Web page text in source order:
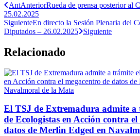
AntAnteriorRueda de prensa posterior al
25.02.2025
SiguienteEn directo la Sesión Plenaria del
Diputados – 26.02.2025
Siguiente
Relacionado
El TSJ de Extremadura admite a
de Ecologistas en Acción contra
datos de Merlin Edged en